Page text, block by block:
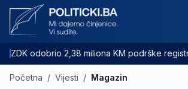
Početna / Vijesti / Magazin